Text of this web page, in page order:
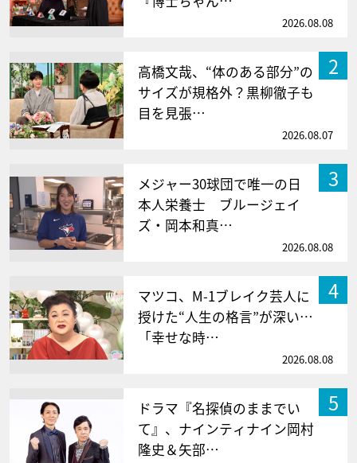
2026.08.08
2
高橋文哉、“体のある部分”の
サイズが規格外？黒柳徹子も
目を見張…
2026.08.07
3
メジャー30球団で唯一の日
本人栄養士 ブルージェイ
ズ・岡本和真…
2026.08.08
4
マツコ、M-1ブレイク芸人に
授けた“人生の格言”が深い…
「幸せな時…
2026.08.08
5
ドラマ『名探偵のままでい
て』、ナインティナイン岡村
隆史＆矢部…